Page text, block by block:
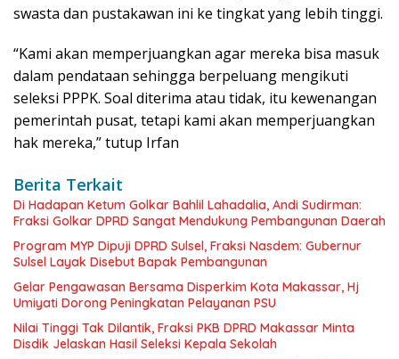
swasta dan pustakawan ini ke tingkat yang lebih tinggi.
“Kami akan memperjuangkan agar mereka bisa masuk
dalam pendataan sehingga berpeluang mengikuti
seleksi PPPK. Soal diterima atau tidak, itu kewenangan
pemerintah pusat, tetapi kami akan memperjuangkan
hak mereka,” tutup Irfan
Berita Terkait
Di Hadapan Ketum Golkar Bahlil Lahadalia, Andi Sudirman:
Fraksi Golkar DPRD Sangat Mendukung Pembangunan Daerah
Program MYP Dipuji DPRD Sulsel, Fraksi Nasdem: Gubernur
Sulsel Layak Disebut Bapak Pembangunan
Gelar Pengawasan Bersama Disperkim Kota Makassar, Hj
Umiyati Dorong Peningkatan Pelayanan PSU
Nilai Tinggi Tak Dilantik, Fraksi PKB DPRD Makassar Minta
Disdik Jelaskan Hasil Seleksi Kepala Sekolah